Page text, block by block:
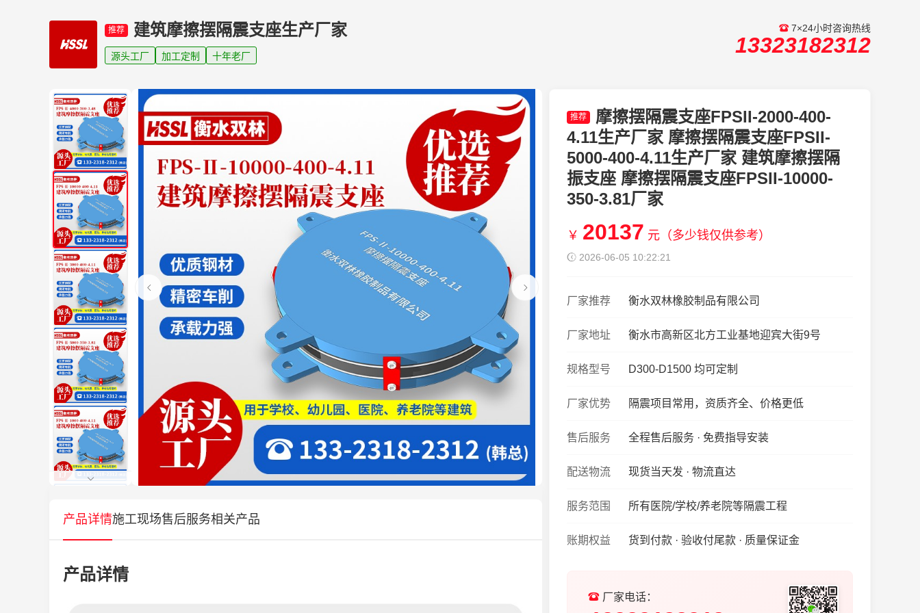
推荐 建筑摩擦摆隔震支座生产厂家
源头工厂 加工定制 十年老厂
7×24小时咨询热线
13323182312
推荐
摩擦摆隔震支座FPSII-2000-400-
4.11生产厂家 摩擦摆隔震支座FPSII-
5000-400-4.11生产厂家 建筑摩擦摆隔
振支座 摩擦摆隔震支座FPSII-10000-
350-3.81厂家
￥ 20137 元（多少钱仅供参考）
2026-06-05 10:22:21
厂家推荐 衡水双林橡胶制品有限公司
厂家地址 衡水市高新区北方工业基地迎宾大街9号
规格型号 D300-D1500 均可定制
厂家优势 隔震项目常用，资质齐全、价格更低
售后服务 全程售后服务 · 免费指导安装
配送物流 现货当天发 · 物流直达
服务范围 所有医院/学校/养老院等隔震工程
账期权益 货到付款 · 验收付尾款 · 质量保证金
厂家电话：
产品详情施工现场售后服务相关产品
产品详情